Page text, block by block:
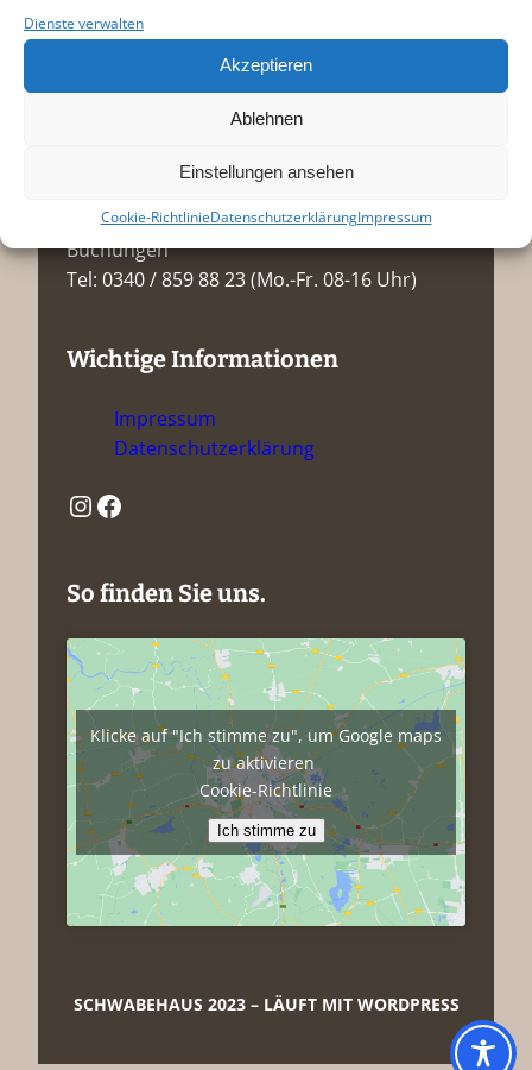
Dienste verwalten
Akzeptieren
Ablehnen
Einstellungen ansehen
Cookie-RichtlinieDatenschutzerklärungImpressum
06844 Dessau-Roßlau
Projektassistent / Raumanfragen /
Buchungen
Tel: 0340 / 859 88 23 (Mo.-Fr. 08-16 Uhr)
Wichtige Informationen
Impressum
Datenschutzerklärung
InstagramFacebook
So finden Sie uns.
Klicke auf "Ich stimme zu", um Google maps
zu aktivieren
Cookie-Richtlinie
Ich stimme zu
SCHWABEHAUS 2023– LÄUFT MIT WORDPRESS